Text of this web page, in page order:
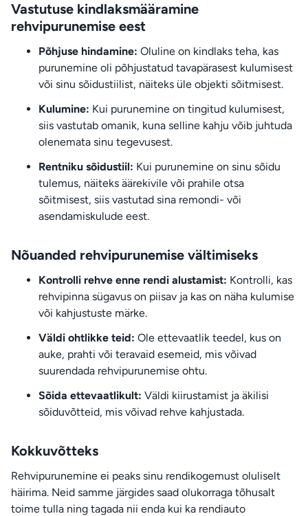
Vastutuse kindlaksmääramine
rehvipurunemise eest
Põhjuse hindamine: Oluline on kindlaks teha, kas
purunemine oli põhjustatud tavapärasest kulumisest
või sinu sõidustiilist, näiteks üle objekti sõitmisest.
Kulumine: Kui purunemine on tingitud kulumisest,
siis vastutab omanik, kuna selline kahju võib juhtuda
olenemata sinu tegevusest.
Rentniku sõidustiil: Kui purunemine on sinu sõidu
tulemus, näiteks äärekivile või prahile otsa
sõitmisest, siis vastutad sina remondi- või
asendamiskulude eest.
Nõuanded rehvipurunemise vältimiseks
Kontrolli rehve enne rendi alustamist: Kontrolli, kas
rehvipinna sügavus on piisav ja kas on näha kulumise
või kahjustuste märke.
Väldi ohtlikke teid: Ole ettevaatlik teedel, kus on
auke, prahti või teravaid esemeid, mis võivad
suurendada rehvipurunemise ohtu.
Sõida ettevaatlikult: Väldi kiirustamist ja äkilisi
sõiduvõtteid, mis võivad rehve kahjustada.
Kokkuvõtteks
Rehvipurunemine ei peaks sinu rendikogemust oluliselt
häirima. Neid samme järgides saad olukorraga tõhusalt
toime tulla ning tagada nii enda kui ka rendiauto